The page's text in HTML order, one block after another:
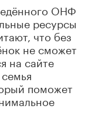
ОНФ
ресурсы
что без
не сможет
на сайте
поможет